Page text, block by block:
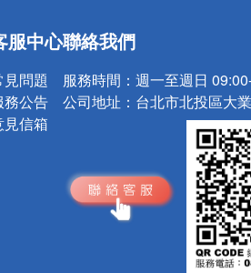
小心！
服中心
見問題
務公告
見信箱
聯絡我們
服務時間： 週一至週日
公司地址： 台北市北投區大